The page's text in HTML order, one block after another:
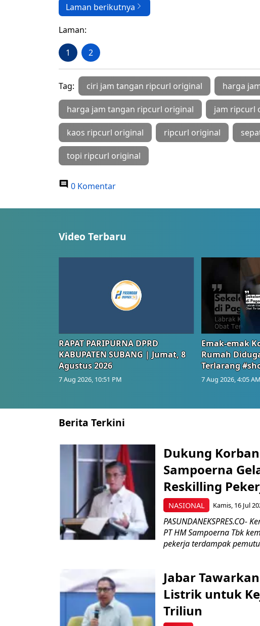
Laman berikutnya
Laman:
1 2
Tag: ciri jam tangan ripcurl original harga
harga jam tangan ripcurl original jam ripcurl
kaos ripcurl original ripcurl original
topi ripcurl original
0 Komentar
Video Terbaru
RAPAT PARIPURNA DPRD
KABUPATEN SUBANG | Jumat, 8
Agustus 2026
7 Aug 2026, 10:51 PM
Emak-emak
Rumah
Terlarang
7 Aug 2026, 4:05 AM
Berita Terkini
NASIONAL
Dukung
Sampoerna
Reskilling
Kamis, 16 Jul
PT HM Sampoerna Tbk
pekerja terdampak
Jabar
Listrik untuk
Triliun